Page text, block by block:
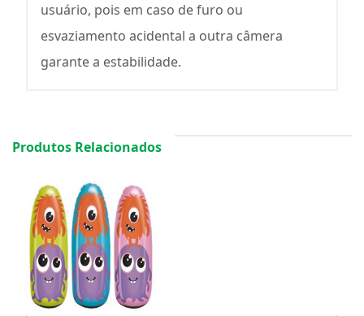
usuário, pois em caso de furo ou
esvaziamento acidental a outra câmera
garante a estabilidade.
Produtos Relacionados